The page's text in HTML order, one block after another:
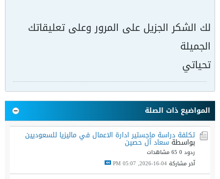
لك الشكر الجزيل على المرور وعلى تعليقاتك
الجميلة
تحياتي
المواضيع ذات الصلة
تكلفة دراسة ماجستير ادارة الاعمال في ماليزيا للسعوديين
بواسطةسعاد آل حصين
ردود 0
65 مشاهدات
آخر مشاركة04-16-2026, 05:07 PM